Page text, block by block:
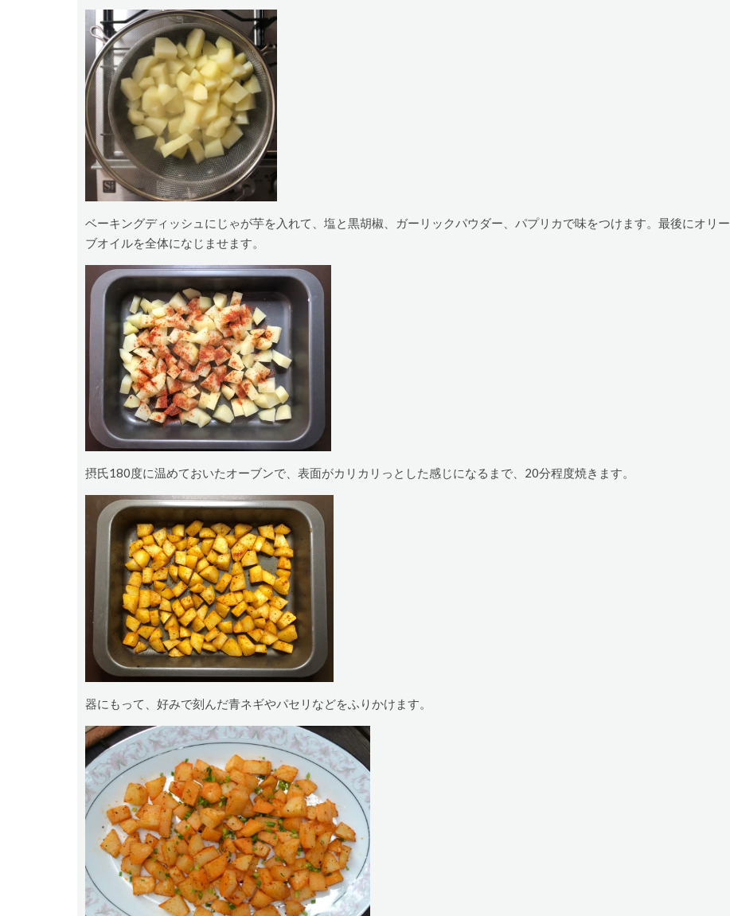
ベーキングディッシュにじゃが芋を入れて、塩と黒胡椒、ガーリックパウダー、パプリカで味をつけます。最後にオリー
ブオイルを全体になじませます。
摂氏180度に温めておいたオーブンで、表面がカリカリっとした感じになるまで、20分程度焼きます。
器にもって、好みで刻んだ青ネギやパセリなどをふりかけます。